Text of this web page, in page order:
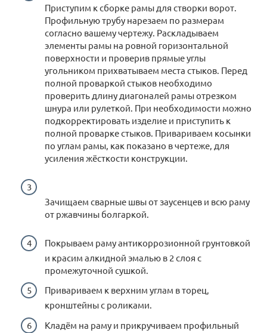
Приступим к сборке рамы для створки ворот.
Профильную трубу нарезаем по размерам
согласно вашему чертежу. Раскладываем
элементы рамы на ровной горизонтальной
поверхности и проверив прямые углы
угольником прихватываем места стыков. Перед
полной проваркой стыков необходимо
проверить длину диагоналей рамы отрезком
шнура или рулеткой. При необходимости можно
подкорректировать изделие и приступить к
полной проварке стыков. Привариваем косынки
по углам рамы, как показано в чертеже, для
усиления жёсткости конструкции.
Зачищаем сварные швы от заусенцев и всю раму
от ржавчины болгаркой.
Покрываем раму антикоррозионной грунтовкой
и красим алкидной эмалью в 2 слоя с
промежуточной сушкой.
Привариваем к верхним углам в торец,
кронштейны с роликами.
Кладём на раму и прикручиваем профильный